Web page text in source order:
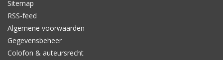
Sitemap
RSS-feed
Algemene voorwaarden
Gegevensbeheer
Colofon & auteursrecht